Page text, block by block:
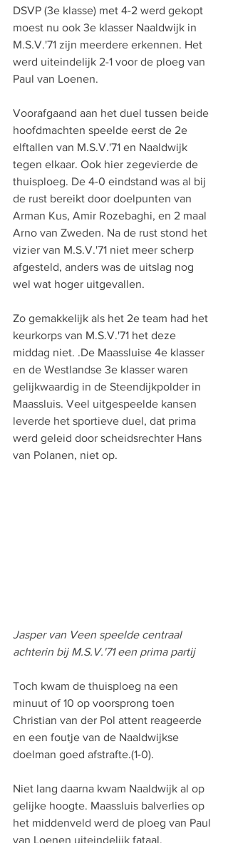
DSVP (3e klasse) met 4-2 werd gekopt
moest nu ook 3e klasser Naaldwijk in
M.S.V.'71 zijn meerdere erkennen. Het
werd uiteindelijk 2-1 voor de ploeg van
Paul van Loenen.
Voorafgaand aan het duel tussen beide
hoofdmachten speelde eerst de 2e
elftallen van M.S.V.'71 en Naaldwijk
tegen elkaar. Ook hier zegevierde de
thuisploeg. De 4-0 eindstand was al bij
de rust bereikt door doelpunten van
Arman Kus, Amir Rozebaghi, en 2 maal
Arno van Zweden. Na de rust stond het
vizier van M.S.V.'71 niet meer scherp
afgesteld, anders was de uitslag nog
wel wat hoger uitgevallen.
Zo gemakkelijk als het 2e team had het
keurkorps van M.S.V.'71 het deze
middag niet. .De Maassluise 4e klasser
en de Westlandse 3e klasser waren
gelijkwaardig in de Steendijkpolder in
Maassluis. Veel uitgespeelde kansen
leverde het sportieve duel, dat prima
werd geleid door scheidsrechter Hans
van Polanen, niet op.
Jasper van Veen speelde centraal
achterin bij M.S.V.'71 een prima partij
Toch kwam de thuisploeg na een
minuut of 10 op voorsprong toen
Christian van der Pol attent reageerde
en een foutje van de Naaldwijkse
doelman goed afstrafte.(1-0).
Niet lang daarna kwam Naaldwijk al op
gelijke hoogte. Maassluis balverlies op
het middenveld werd de ploeg van Paul
van Loenen uiteindelijk fataal.